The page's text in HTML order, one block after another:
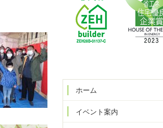
ホーム
イベント案内